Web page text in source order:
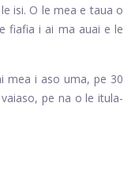
isi. O le mea e taua o
fiafia i ai ma auai e le
mea i aso uma, pe 30
pe na o le itula-